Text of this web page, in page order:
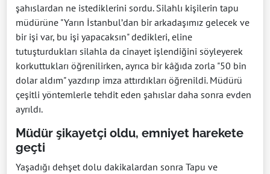
şahıslardan ne istediklerini sordu. Silahlı kişilerin tapu
müdürüne "Yarın İstanbul’dan bir arkadaşımız gelecek ve
bir işi var, bu işi yapacaksın" dedikleri, eline
tutuşturdukları silahla da cinayet işlendiğini söyleyerek
korkuttukları öğrenilirken, ayrıca bir kâğıda zorla "50 bin
dolar aldım" yazdırıp imza attırdıkları öğrenildi. Müdürü
çeşitli yöntemlerle tehdit eden şahıslar daha sonra evden
ayrıldı.
Müdür şikayetçi oldu, emniyet harekete
geçti
Yaşadığı dehşet dolu dakikalardan sonra Tapu ve